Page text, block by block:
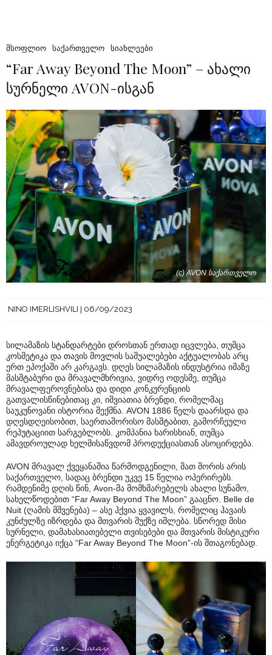
ᲛᲡᲝᲤᲚᲘᲝ ᲡᲐᲥᲐᲠᲗᲕᲔᲚᲝ ᲡᲘᲐᲮᲚᲔᲔᲑᲘ
“Far Away Beyond The Moon” – ახალი
სურნელი AVON-ისგან
(c) AVON საქართველო
NINO IMERLISHVILI 06/09/2023
სილამაზის სტანდარტები დროსთან ერთად იცვლება, თუმცა
კოსმეტიკა და თავის მოვლის საშუალებები აქტუალობას არც
ერთ ეპოქაში არ კარგავს. დღეს სილამაზის ინდუსტრია იმაზე
მასშტაბური და მრავალმხრივია, ვიდრე ოდესმე, თუმცა
მრავალფეროვნებისა და დიდი კონკურენციის
გათვალისწინებითაც კი, იშვიათია ბრენდი, რომელმაც
საუკუნოვანი ისტორია შექმნა. AVON 1886 წელს დაარსდა და
დღესდღეისობით, საერთაშორისო მასშტაბით, გამორჩეული
რეპუტაციით სარგებლობს. კომპანია ხარისხიან, თუმცა
ამავდროულად ხელმისაწვდომ პროდუქციასთან ასოცირდება.
AVON მრავალ ქვეყანაშია წარმოდგენილი, მათ შორის არის
საქართველო, სადაც ბრენდი უკვე 15 წელია ოპერირებს.
რამდენიმე დღის წინ, Avon-მა მომხმარებელს ახალი სუნამო,
სახელწოდებით “Far Away Beyond The Moon” გააცნო. Belle de
Nuit (ღამის მშვენება) – ასე ჰქვია ყვავილს, რომელიც ჰავაის
კუნძულზე იზრდება და მთვარის შუქზე იშლება. სწორედ მისი
სურნელი, დამახასიათებელი თვისებები და მთვარის მისტიკური
ენერგეტიკა იქცა “Far Away Beyond The Moon”-ის შთაგონებად.